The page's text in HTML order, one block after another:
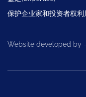
保护企业家和投资者权利
Website developed by